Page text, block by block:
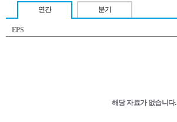
연간 분기
EPS
해당 자료가 없습니다.